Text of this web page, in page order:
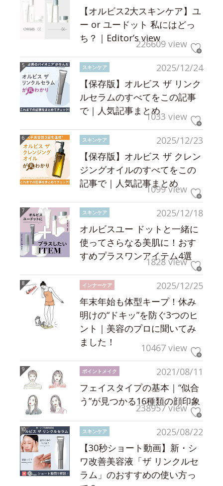
【オルビス2大スキンケア】ユ
ー or ユードット 私にはどっ
ち？｜Editor’s view226609 view
2025/12/24
スキンケア
【保存版】オルビス ザ リンク
ルセラムのすべてをこの記事
で｜人気記事まとめ1033 view
2025/12/23
スキンケア
【保存版】オルビス ザ クレン
ジングオイルのすべてをこの
記事で｜人気記事まとめ
1099 view
2025/12/18
スキンケア
オルビスユー ドットと一緒に
使ってさらなる美肌に！おす
すめプラスワンアイテム4選
1828 view
2025/12/25
インナーケア
年末年始も体型キープ！休み
明けの“ドキッ”を防ぐ3つのヒ
ント｜美容のプロに聞いてみ
ました！
10467 view
2021/08/11
ポイントメイク
フェイスタイプの基本｜“似合
う”が見つかる16種類の顔印象
238957 view
2025/08/22
スキンケア
【30秒ショート動画】新・シ
ワ改善美容液「ザ リンクルセ
ラム」のおすすめの使い方っ